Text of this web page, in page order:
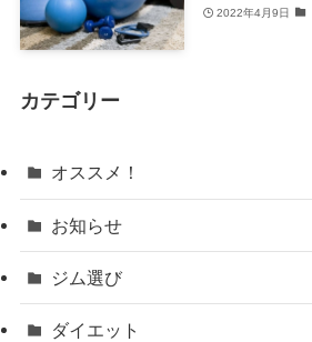
2022年4月9日
カテゴリー
オススメ！
お知らせ
ジム選び
ダイエット